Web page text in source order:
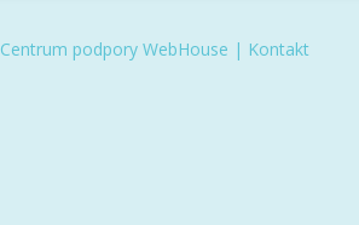
Centrum podpory WebHouse | Kontakt